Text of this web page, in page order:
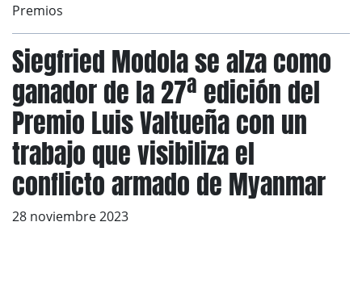
Premios
Siegfried Modola se alza como
ganador de la 27ª edición del
Premio Luis Valtueña con un
trabajo que visibiliza el
conflicto armado de Myanmar
28 noviembre 2023